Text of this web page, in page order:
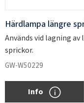
Härdlampa längre
Används vid lagning av
sprickor.
GW-W50229
Info